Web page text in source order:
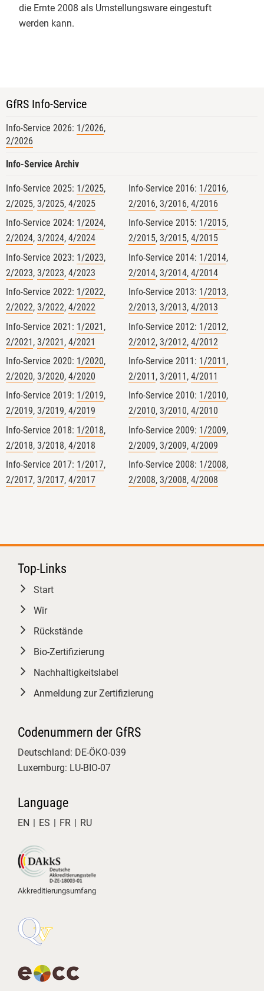
Justus-Liebig-Universität Giessen
Christian Herzig
Ressourcenschutz mbH
Die Integrität der gesamten Bio-
🌾
Bei ​Tag 3 des Basislehrgangs Bio-
Kontrolle an der
Justus-Liebig-
Universität Giessen
mitChristian
Herzigstand heute das
engmaschige Bio-Kontrollsystem
im Mittelpunkt. Den Rahmen dafür
bildete der Vortrag einer
zuständigen Landes-Öko-Behörde
RP Regierungspräsidium Gießen
zu den gesetzlichen Grundlagen
und den Akteuren im deutschen
Bio-Kontrollsystem.
​Danach gab es virtuelle
Kontrollrundgänge. Von Bio-
Landwirtschaft über die
Verarbeitung und den Import bis
hin zum Einzelhandelsregal haben
wir unterschiedlichste
Auditsituationen simuliert
dann für die Teilnehmenden mit
drei jungen Bio-Inspekteur:innen
Practices aus der Kontrollpraxis
gemeinsam zu diskutieren.
​Ein starkes Format für die
​#Qualitätsmanagement
#BioZertifizierung
4
Info-Service 3/2020
EmpCo-Richtlinie
EU-Bio-Verordnung 2018/848
Termine
Bio-Links
Kontakt
die Ernte 2008 als Umstellungsware eingestuft
werden kann.
GfRS Info-Service
Info-Service 2026: 1/2026,
2/2026
Info-Service Archiv
Info-Service 2025: 1/2025,
2/2025,3/2025,4/2025
Info-Service 2024: 1/2024,
2/2024,3/2024,4/2024
Info-Service 2023: 1/2023,
2/2023,3/2023,4/2023
Info-Service 2022: 1/2022,
2/2022,3/2022,4/2022
Info-Service 2021: 1/2021 ,
2/2021 ,3/2021 ,4/2021
Info-Service 2020: 1/2020,
2/2020,3/2020,4/2020
Info-Service 2019: 1/2019,
2/2019,3/2019,4/2019
Info-Service 2018: 1/2018,
2/2018,3/2018,4/2018
Info-Service 2017: 1/2017,
2/2017,3/2017,4/2017
Info-Service 2016: 1/2016,
2/2016,3/2016,4/2016
Info-Service 2015: 1/2015,
2/2015,3/2015,4/2015
Info-Service 2014: 1/2014,
2/2014,3/2014,4/2014
Info-Service 2013: 1/2013,
2/2013,3/2013,4/2013
Info-Service 2012: 1/2012,
2/2012,3/2012,4/2012
Info-Service 2011: 1/2011 ,
2/2011 ,3/2011 ,4/2011
Info-Service 2010: 1/2010,
2/2010,3/2010,4/2010
Info-Service 2009: 1/2009,
2/2009,3/2009,4/2009
Info-Service 2008: 1/2008,
2/2008,3/2008,4/2008
Top-Links
Start
Wir
Rückstände
Bio-Zertifizierung
Nachhaltigkeitslabel
Anmeldung zur Zertifizierung
Codenummern der GfRS
Deutschland: DE-ÖKO-039
Luxemburg: LU-BIO-07
Language
EN ES FR RU
Akkreditierungsumfang